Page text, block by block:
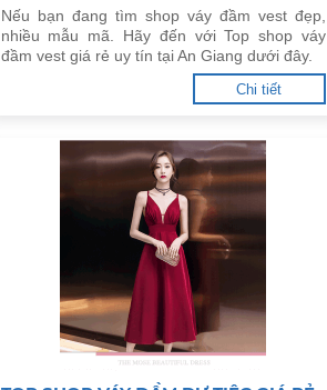
Nếu bạn đang tìm shop váy đầm vest đẹp,
nhiều mẫu mã. Hãy đến với Top shop váy
đầm vest giá rẻ uy tín tại An Giang dưới đây.
Chi tiết